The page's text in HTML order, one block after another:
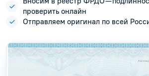
проверить онлайн
Отправляем оригинал по всей